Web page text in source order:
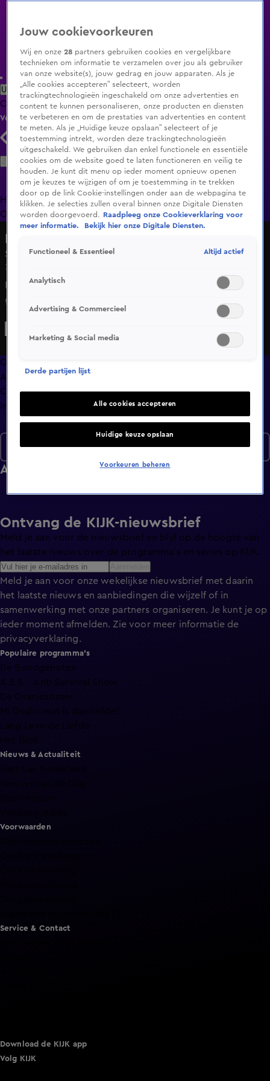
Uitzending Gemist Populaire programma's Zenders Genres
ClipsFilmsRadioSmart TV inlogShop
Volg KIJK
Zoeken
HomeUitzending Gemist Programma's De Bondgenoten
OranjezomerLivestreamsShop
Seizoen 2, aflevering 5
3 apr 2021, 18:00
Fort 1881 in Hoek van Holland bevat een enorm
gangenstelsel, waar gesneuvelde soldaten nog steeds
schijnen rond te dwalen. Wie mag ze vannacht met een
Overzicht
Afleveringen
Clips
Info
Afleveringen
Seizoen 2
Ontvang de KIJK-nieuwsbrief
Meld je aan voor de nieuwsbrief en blijf op de hoogte van
het laatste nieuws over de programma’s en series op KIJK.
Meld je aan voor onze wekelijkse nieuwsbrief met daarin
het laatste nieuws en aanbiedingen die wijzelf of in
samenwerking met onze partners organiseren. Je kunt je op
ieder moment afmelden. Zie voor meer informatie de
privacyverklaring.
Populaire programma's
De Bondgenoten
A.S.S. - Anti Survival Show
De Oranjezomer
Mi Dushi: wat is dan liefde?
Lang Leve de Liefde
Nieuws & Actualiteit
Voorwaarden
Service & Contact
Download de KIJK app
Volg KIJK
Jouw cookievoorkeuren
Wij en onze28 partners gebruiken cookies en vergelijkbare
technieken om informatie te verzamelen over jou als gebruiker
van onze website(s), jouw gedrag en jouw apparaten. Als je
„Alle cookies accepteren” selecteert, worden
trackingtechnologieën ingeschakeld om onze advertenties en
content te kunnen personaliseren, onze producten en diensten
te verbeteren en om de prestaties van advertenties en content
te meten. Als je „Huidige keuze opslaan” selecteert of je
toestemming intrekt, worden deze trackingtechnologieën
uitgeschakeld. We gebruiken dan enkel functionele en essentiële
cookies om de website goed te laten functioneren en veilig te
houden. Je kunt dit menu op ieder moment opnieuw openen
om je keuzes te wijzigen of om je toestemming in te trekken
door op de link Cookie-instellingen onder aan de webpagina te
klikken. Je selecties zullen overal binnen onze Digitale Diensten
worden doorgevoerd.
Raadpleeg onze Cookieverklaring voor
meer informatie.
Bekijk hier onze Digitale Diensten.
Functioneel & Essentieel Altijd actief
Analytisch
Advertising & Commercieel
Marketing & Social media
Derde partijen lijst
Alle cookies accepteren
Huidige keuze opslaan
Voorkeuren beheren